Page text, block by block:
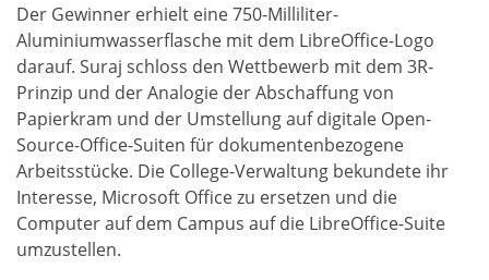
Der Gewinner erhielt eine 750-Milliliter-
Aluminiumwasserflasche mit dem LibreOffice-Logo
darauf. Suraj schloss den Wettbewerb mit dem 3R-
Prinzip und der Analogie der Abschaffung von
Papierkram und der Umstellung auf digitale Open-
Source-Office-Suiten für dokumentenbezogene
Arbeitsstücke. Die College-Verwaltung bekundete ihr
Interesse, Microsoft Office zu ersetzen und die
Computer auf dem Campus auf die LibreOffice-Suite
umzustellen.